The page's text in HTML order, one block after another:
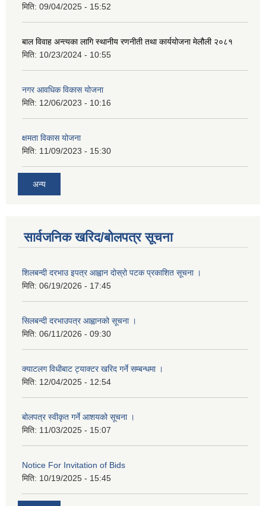
मिति: 09/04/2025 - 15:52
बाल विवाह अन्त्यका लागि स्थानीय रणनीती तथा कार्ययोजना मेलौली २०८१
मिति: 10/23/2024 - 10:55
नगर आवधिक विकास योजना
मिति: 12/06/2023 - 10:16
क्षमता विकास योजना
मिति: 11/09/2023 - 15:30
अन्य
सार्वजनिक खरिद/बोलपत्र सूचना
शिलबन्दी दरभाउ इपत्र आह्वान दोस्रो पटक प्रकाशित सूचना ।
मिति: 06/19/2026 - 17:45
सिलबन्दी दरभाउपत्र आह्वानको सूचना ।
मिति: 06/11/2026 - 09:30
क्याटलग विधीबाट ट्याक्टर खरिद गर्ने सम्बन्धमा ।
मिति: 12/04/2025 - 12:54
बोलपत्र स्वीकृत गर्ने आशयको सूचना ।
मिति: 11/03/2025 - 15:07
Notice For Invitation of Bids
मिति: 10/19/2025 - 15:45